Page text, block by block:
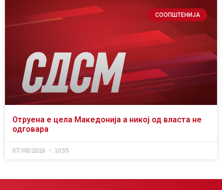
СООПШТЕНИЈА
Отруена е цела Македонија а никој од власта не
одговара
07/08/2026 10:55